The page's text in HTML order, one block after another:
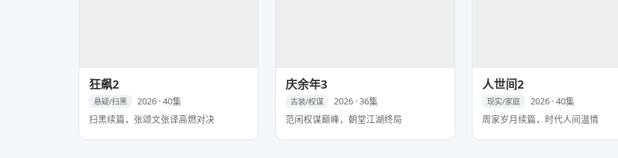
狂飙2
悬疑/扫黑
2026 · 40集
扫黑续篇，张颂文张译高燃对决
庆余年3
古装/权谋
2026 · 36集
范闲权谋巅峰，朝堂江湖终局
人世间2
现实/家庭
2026 · 40集
周家岁月续篇，时代人间温情